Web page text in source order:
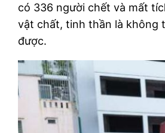
có 336 người chết và mất
vật chất, tinh thần là không
được.